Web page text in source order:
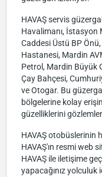
HAVAŞ servis
Havalimanı, İstasyon
Caddesi Üstü BP Önü,
Hastanesi, Mardin
Petrol, Mardin Büyük
Çay Bahçesi,
ve Otogar. Bu
bölgelerine kolay
güzelliklerini
HAVAŞ otobüslerinin
HAVAŞ'ın resmi web
HAVAŞ ile iletişime
yapacağınız